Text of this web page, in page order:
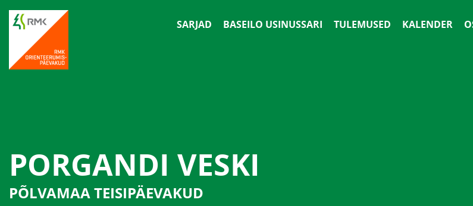
SARJAD BASEILO USINUSSARI TULEMUSED KALENDER
PORGANDI VESKI
PÕLVAMAA TEISIPÄEVAKUD